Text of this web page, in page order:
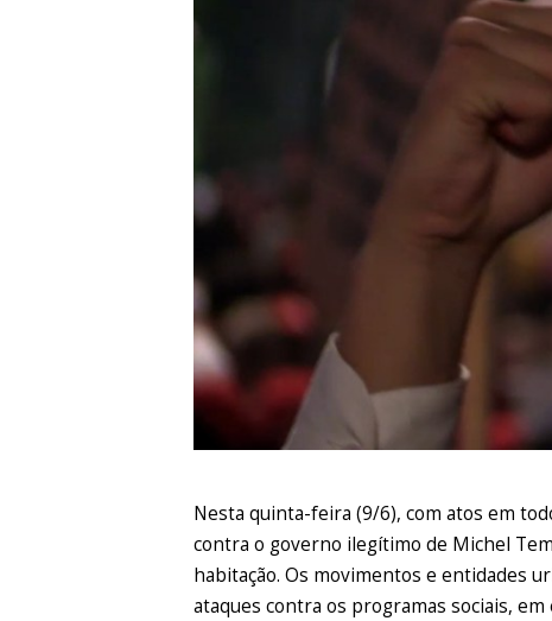
Nesta quinta-feira (9/6), com atos em
contra o governo ilegítimo de Michel
habitação. Os movimentos e entidades
ataques contra os programas sociais,